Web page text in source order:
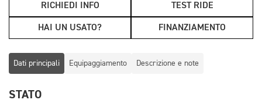
RICHIEDI INFO TEST RIDE
HAI UN USATO? FINANZIAMENTO
Dati principali Equipaggiamento Descrizione e note
STATO